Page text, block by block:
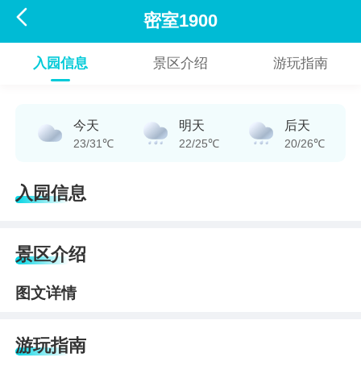
 密室1900
入园信息 景区介绍 游玩指南
今天
23/31℃
明天
22/25℃
后天
20/26℃
入园信息
景区介绍
图文详情
游玩指南